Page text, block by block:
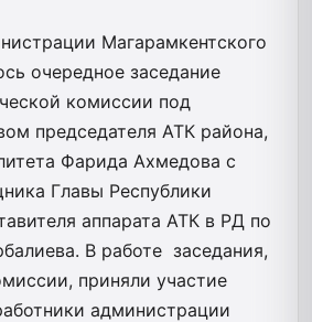
Магарамкентского
очередное заседание
комиссии под
председателя АТК района,
Фарида Ахмедова с
Главы Республики
аппарата АТК в РД по
В работе заседания,
приняли участие
администрации